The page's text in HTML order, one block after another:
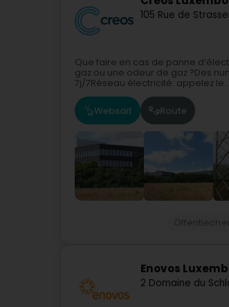
105 Rue de
Que faire en cas de panne
gaz ou une odeur de gaz ?Des
7j/7Réseau électricité: appelez le...
Websäit Route
Enovos
2 Domaine du